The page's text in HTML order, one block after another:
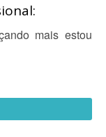
mais estou